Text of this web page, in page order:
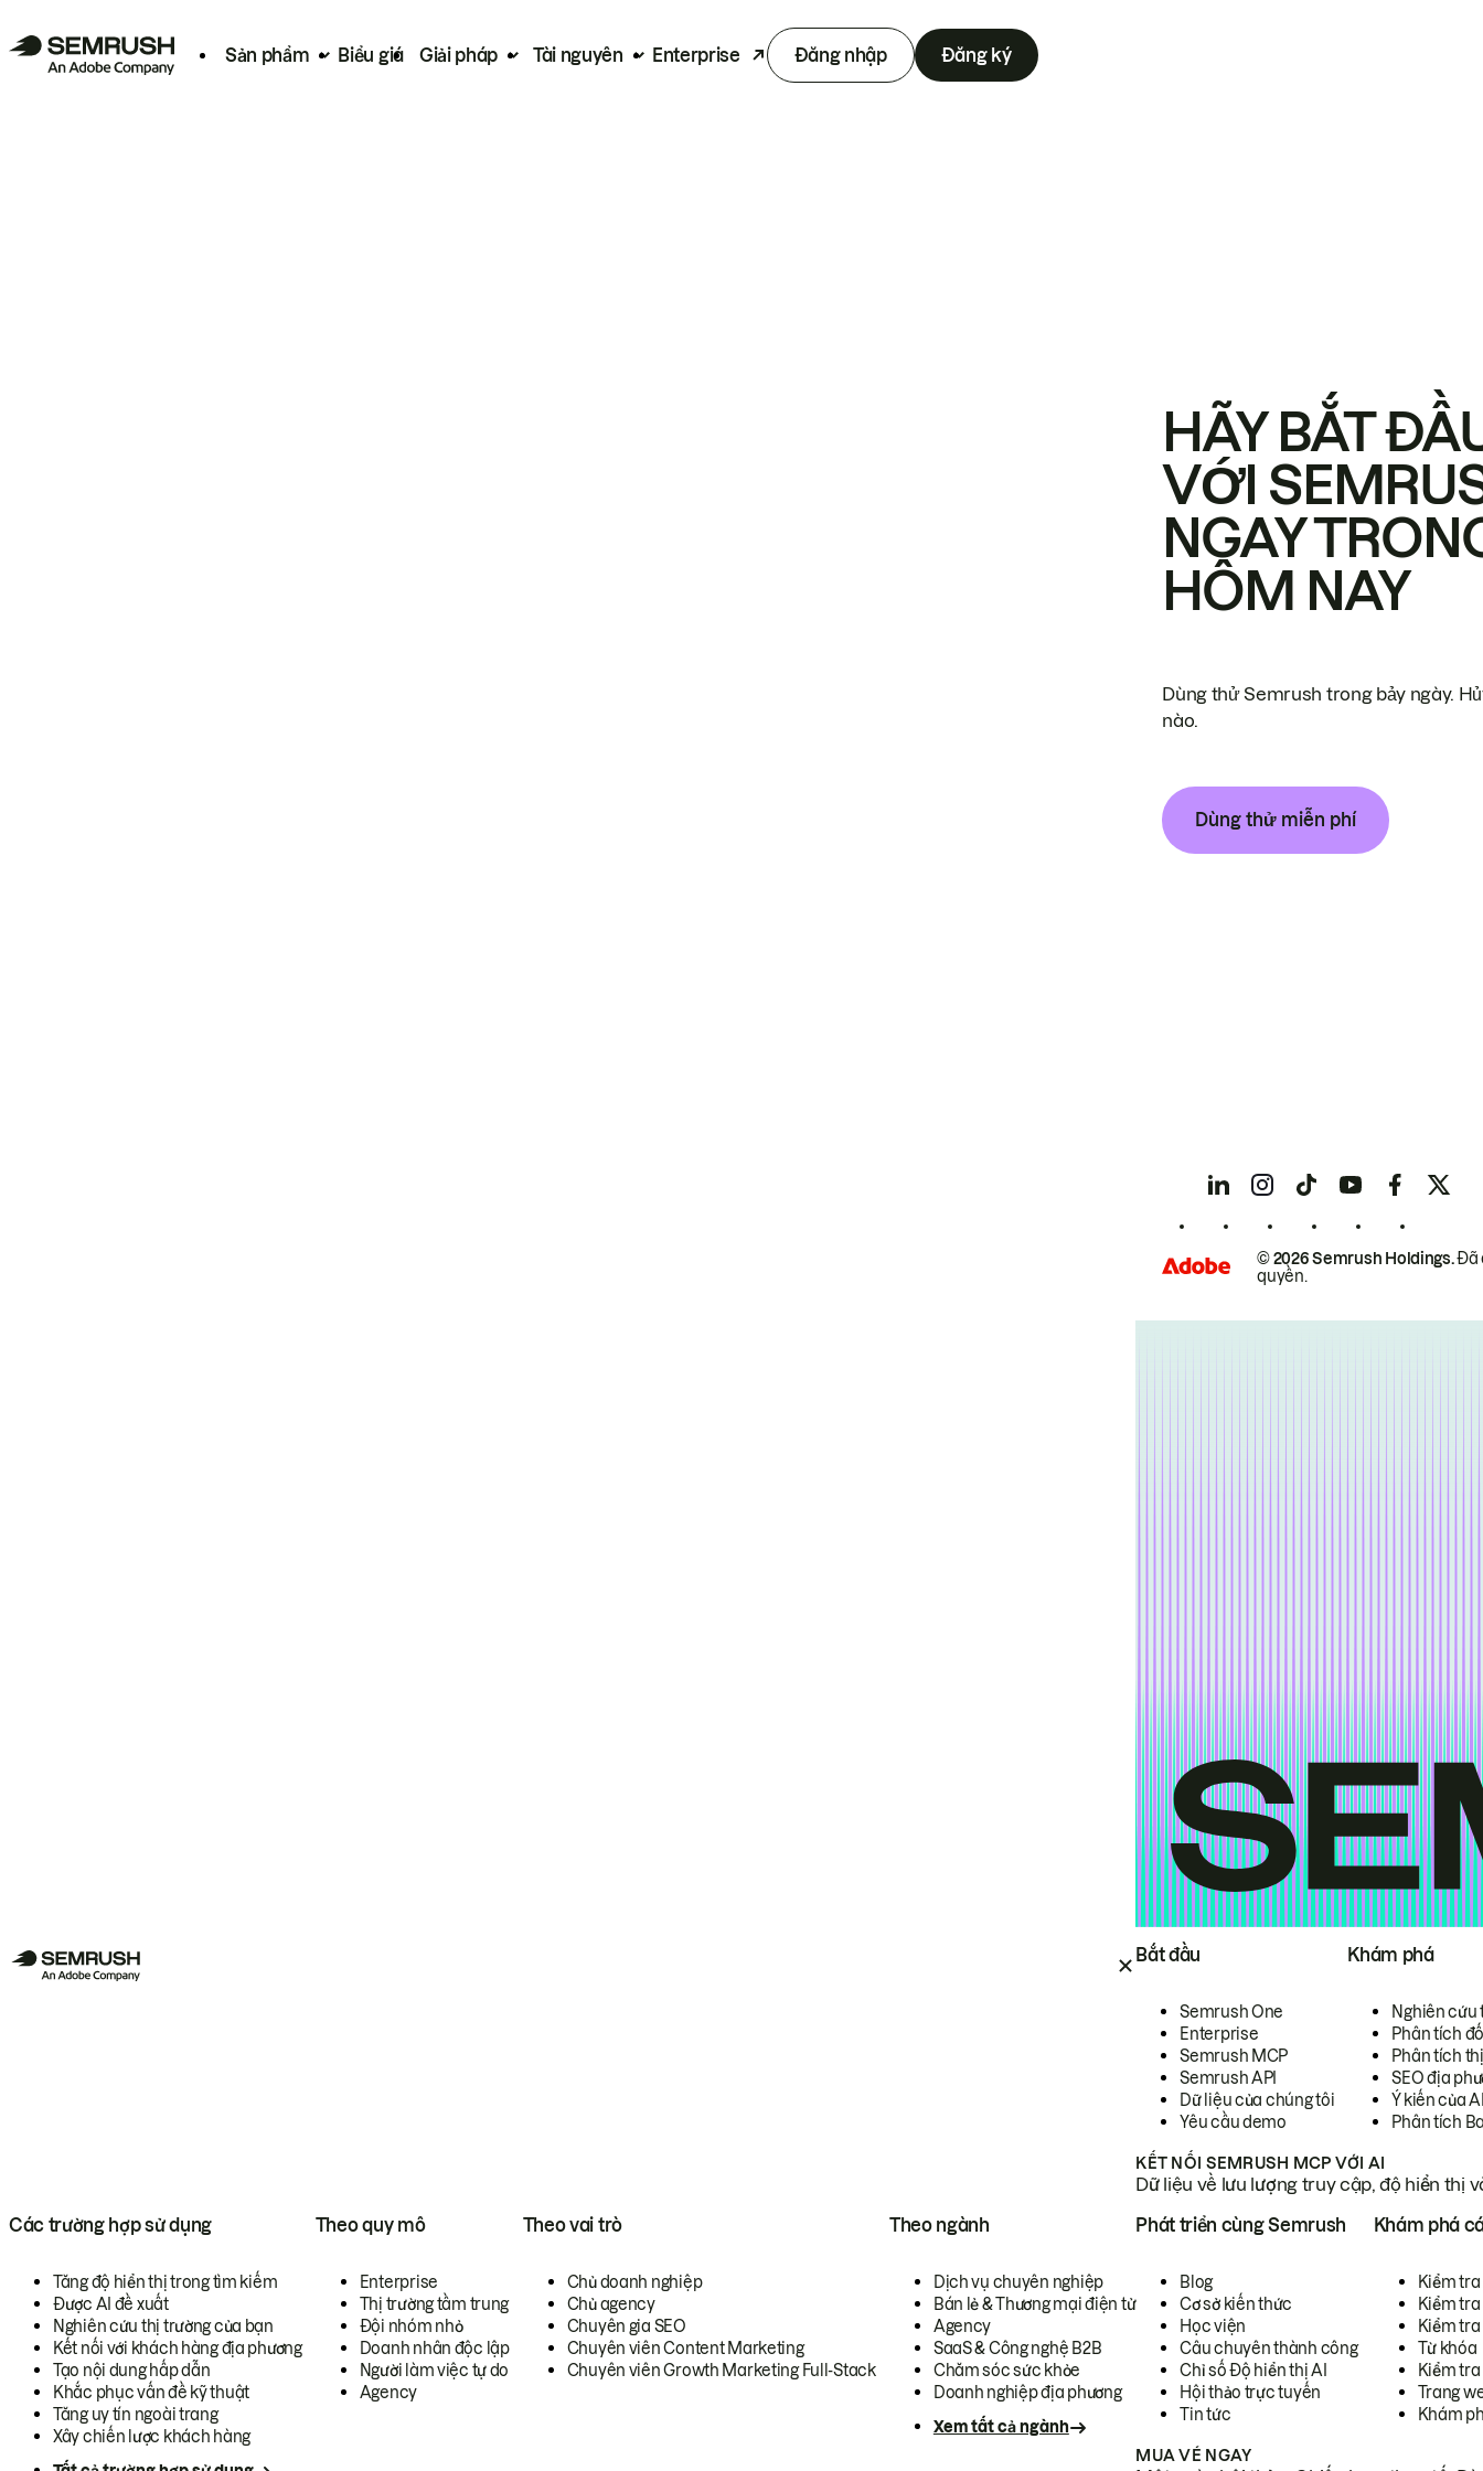
Sản phẩm Biểu giá Giải pháp Tài nguyên Enterprise Đăng nhập Đăng ký
Bắt đầu
Semrush One
Enterprise
Semrush MCP
Semrush API
Dữ liệu của chúng tôi
Yêu cầu demo
Khám phá
Nghiên cứu
Phân tích
Phân tích
SEO địa
Ý kiến của
Phân tích
KẾT NỐI SEMRUSH MCP VỚI AI
Dữ liệu về lưu lượng truy cập, độ hiển thị
Các trường hợp sử dụng
Tăng độ hiển thị trong tìm kiếm
Được AI đề xuất
Nghiên cứu thị trường của bạn
Kết nối với khách hàng địa phương
Tạo nội dung hấp dẫn
Khắc phục vấn đề kỹ thuật
Tăng uy tín ngoài trang
Xây chiến lược khách hàng
Theo quy mô
Enterprise
Thị trường tầm trung
Đội nhóm nhỏ
Doanh nhân độc lập
Người làm việc tự do
Agency
Theo vai trò
Chủ doanh nghiệp
Chủ agency
Chuyên gia SEO
Chuyên viên Content Marketing
Chuyên viên Growth Marketing Full-Stack
Theo ngành
Dịch vụ chuyên nghiệp
Bán lẻ & Thương mại điện tử
Agency
SaaS & Công nghệ B2B
Chăm sóc sức khỏe
Doanh nghiệp địa phương
Xem tất cả ngành
Phát triển cùng Semrush
Blog
Cơ sở kiến thức
Học viện
Câu chuyên thành công
Chỉ số Độ hiển thị AI
Hội thảo trực tuyến
Tin tức
Khám phá
Kiểm
Kiểm tra
Kiểm
Từ khóa
Kiểm
Trang
Khám
MUA VÉ NGAY
HÃY BẮT
VỚI
NGAY
HÔM NAY
Dùng thử Semrush trong bảy ngày.
nào.
Dùng thử miễn phí
© 2026 Semrush Holdings.Đã
quyền.